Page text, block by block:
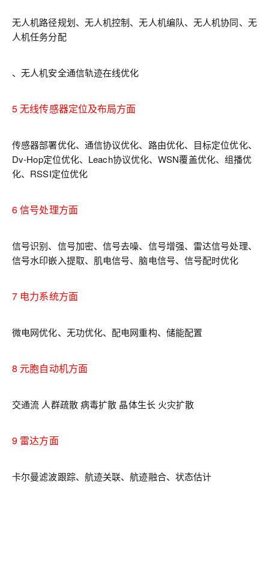
无人机路径规划、无人机控制、无人机编队、无人机协同、无
人机任务分配
、无人机安全通信轨迹在线优化
5 无线传感器定位及布局方面
传感器部署优化、通信协议优化、路由优化、目标定位优化、
Dv-Hop定位优化、Leach协议优化、WSN覆盖优化、组播优
化、RSSI定位优化
6 信号处理方面
信号识别、信号加密、信号去噪、信号增强、雷达信号处理、
信号水印嵌入提取、肌电信号、脑电信号、信号配时优化
7 电力系统方面
微电网优化、无功优化、配电网重构、储能配置
8 元胞自动机方面
交通流 人群疏散 病毒扩散 晶体生长 火灾扩散
9 雷达方面
卡尔曼滤波跟踪、航迹关联、航迹融合、状态估计